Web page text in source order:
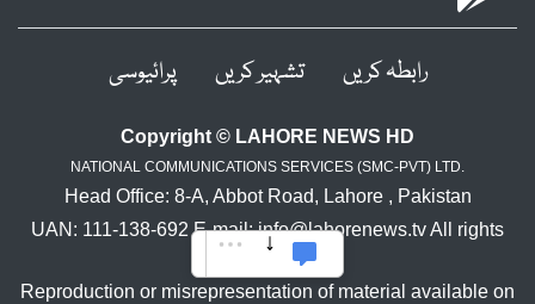
رابطہ کریں تشہیر کریں پرائیوسی
Copyright © LAHORE NEWS HD
NATIONAL COMMUNICATIONS SERVICES (SMC-PVT) LTD.
Head Office: 8-A, Abbot Road, Lahore , Pakistan
UAN: 111-138-692 E-mail: info@lahorenews.tv All rights
reserved.
Reproduction or misrepresentation of material available on